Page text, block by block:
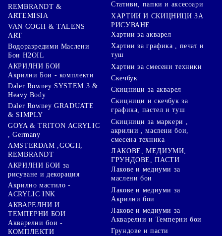
REMBRANDT &
ARTEMISIA
VAN GOGH & TALENS
ART
Водоразредими Маслени
Бои H2OIL
АКРИЛНИ БОИ
Акрилни Бои - комплекти
Daler Rowney SYSTEM 3 &
Heavy Body
Daler Rowney GRADUATE
& SIMPLY
GOYA & TRITON АCRYLIC
, Germany
AMSTERDAM ,GOGH,
REMBRANDT
АКРИЛНИ БОИ за
рисуване и декорация
Акрилно мастило -
ACRYLIC INK
АКВАРЕЛНИ И
ТЕМПЕРНИ БОИ
Акварелни бои -
КОМПЛЕКТИ
Стативи, папки и аксесоари
ХАРТИИ И СКИЦНИЦИ ЗА
РИСУВАНЕ
Хартии за акварел
Хартии за графика , печат и
туш
Хартии за смесени техники
Скечбук
Скицници за акварел
Скицници и скечбук за
графика, пастел и туш
Скицници за маркери ,
акрилни , маслени бои,
смесена техника
ЛАКОВЕ, МЕДИУМИ,
ГРУНДОВЕ, ПАСТИ
Лакове и медиуми за
маслени бои
Лакове и медиуми за
Акрилни бои
Лакове и медиуми за
Акварелни и Темперни бои
Грундове и пасти